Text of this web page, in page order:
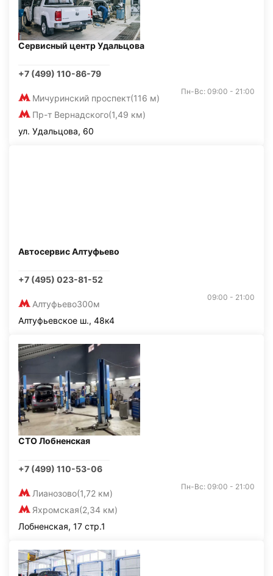
Сервисный центр Удальцова
+7 (499) 110-86-79
Мичуринский проспект(116 м)
Пр-т Вернадского(1,49 км)
Пн-Вс: 09:00 - 21:00
ул. Удальцова, 60
Автосервис Алтуфьево
+7 (495) 023-81-52
Алтуфьево300м
09:00 - 21:00
Алтуфьевское ш., 48к4
СТО Лобненская
+7 (499) 110-53-06
Лианозово(1,72 км)
Яхромская(2,34 км)
Пн-Вс: 09:00 - 21:00
Лобненская, 17 стр.1